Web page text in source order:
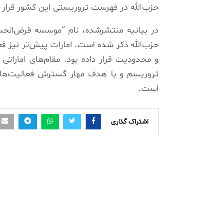
حزب‌الله در فهرست تروریستی این کشور
در بیانیه منتشرشده، نام “موسسه
حزب‌الله ذکر شده است. امارات پیش‌تر نیز
و محدودیت قرار داده بود. مقام‌های
تروریسم و با هدف مهار گسترش فعالیت‌های
است.
اشتراک گذاری